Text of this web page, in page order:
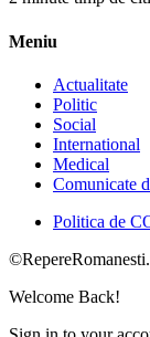
Meniu
Actualitate
Politic
Social
International
Medical
Comunicate
Politica de
Welcome Back!